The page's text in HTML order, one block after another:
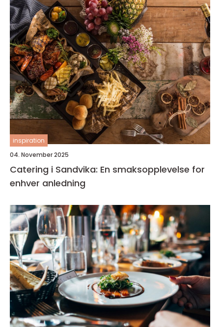
inspiration
04. November 2025
Catering i Sandvika: En smaksopplevelse for
enhver anledning